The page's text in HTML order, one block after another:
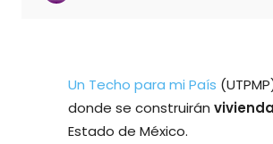
Un Techo para mi País
donde se construirán
Estado de México.